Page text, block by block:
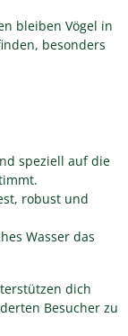
bleiben Vögel in
besonders
speziell auf die
robust und
Wasser das
dich
Besucher zu